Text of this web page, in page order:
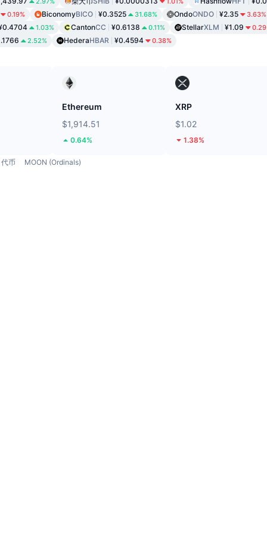
0.19% BiconomyBICO ¥0.3525 31.68% OndoONDO ¥2.35 3.63%
1.03% CantonCC ¥0.6138 0.11% StellarXLM ¥1.09
2.52% HederaHBAR ¥0.4594 0.38%
Ethereum
$1,914.51
0.64%
XRP
$1.02
1.38%
代币 MOON (Ordinals)